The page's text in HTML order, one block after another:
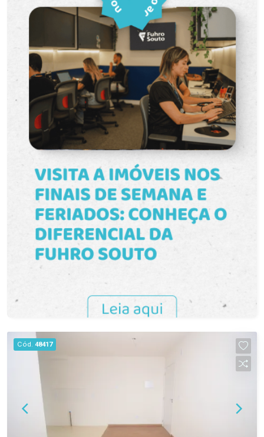
apartamento fica no quarto andar, garantindo boa
circulação de ar e uma excelente iluminação
natural, tornando os ambientes mais acolhedores
e agradáveis. Localização Privilegiada: Morar no
Ilhas do Sul é ter fácil acesso às principais vias
da cidade, além de estar próximo a mercados,
lojas, farmácias, restaurantes e diversos
serviços. Uma região completa para quem busca
praticidade e mobilidade. Não perca tempo!
Agende já sua visita e conheça de perto este
ótimo apartamento.
Cód. 48417